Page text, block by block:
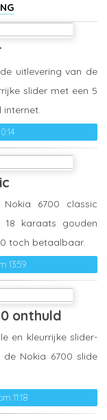
uitlevering van de
slider met een 5
13:59
6700 classic
karaats gouden
toch betaalbaar.
onthuld
11:18
en kleurrijke slider-
de Nokia 6700 slide